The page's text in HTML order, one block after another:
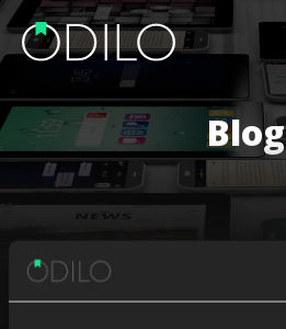
Blog